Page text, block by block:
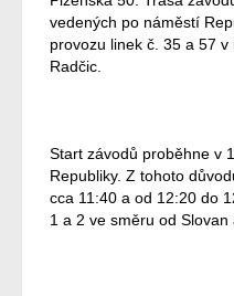
vedených po náměstí
provozu linek č. 35 a 57
Radčic.
Start závodů proběhne v
Republiky. Z tohoto
cca 11:40 a od 12:20 do
1 a 2 ve směru od Slovan